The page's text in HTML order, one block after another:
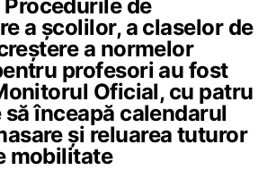
Procedurile de
a școlilor, a claselor de
a normelor
profesori au fost
Oficial, cu patru
înceapă calendarul
și reluarea tuturor
mobilitate